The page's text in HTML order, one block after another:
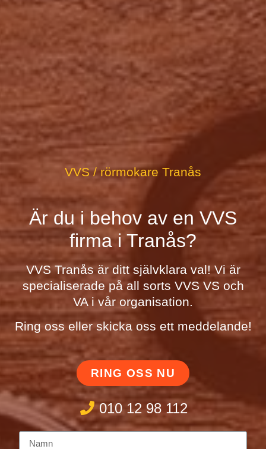
VVS / rörmokare Tranås
Är du i behov av en VVS
firma i Tranås?
VVS Tranås är ditt självklara val! Vi är
specialiserade på all sorts VVS VS och
VA i vår organisation.
Ring oss eller skicka oss ett meddelande!
RING OSS NU
010 12 98 112